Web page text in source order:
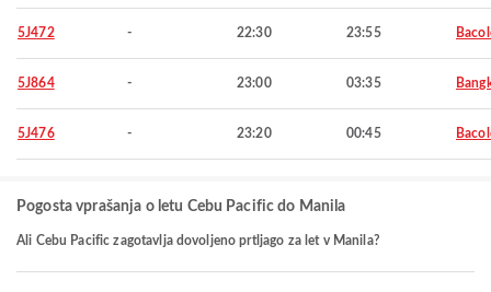
5J472 - 22:30 23:55
5J864 - 23:00 03:35
5J476 - 23:20 00:45
Pogosta vprašanja o letu Cebu Pacific do Manila
Ali Cebu Pacific zagotavlja dovoljeno prtljago za let v Manila?